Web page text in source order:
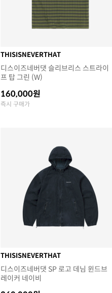
THISISNEVERTHAT
디스이즈네버댓 슬리브리스 스트라이
프 탑 그린 (W)
160,000원
즉시 구매가
THISISNEVERTHAT
디스이즈네버댓 SP 로고 데님 윈드브
레이커 네이비